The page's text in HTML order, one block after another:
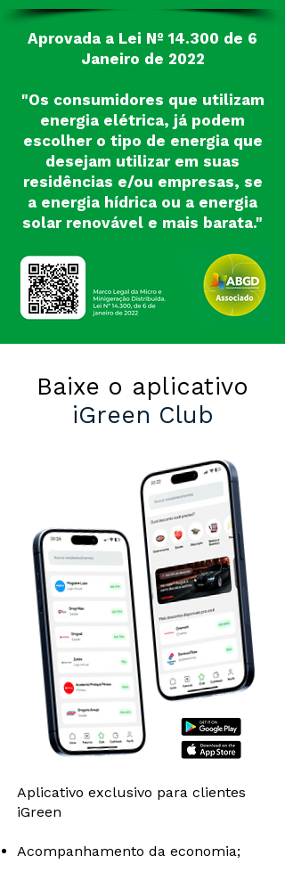
Aprovada a Lei Nº 14.300 de 6
Janeiro de 2022
"Os consumidores que utilizam
energia elétrica, já podem
escolher o tipo de energia que
desejam utilizar em suas
residências e/ou empresas, se
a energia hídrica ou a energia
solar renovável e mais barata."
Baixe o aplicativo
iGreen Club
Aplicativo exclusivo para clientes
iGreen
Acompanhamento da economia;